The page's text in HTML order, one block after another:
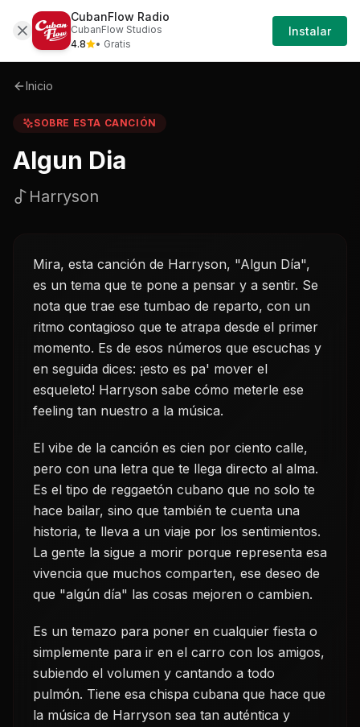
Sobre Algun-dia-harryson
Iniciar
Sesión
Inicio
SOBRE ESTA CANCIÓN
Algun Dia
Harryson
Mira, esta canción de Harryson, "Algun Día",
es un tema que te pone a pensar y a sentir. Se
nota que trae ese tumbao de reparto, con un
ritmo contagioso que te atrapa desde el primer
momento. Es de esos números que escuchas y
en seguida dices: ¡esto es pa' mover el
esqueleto! Harryson sabe cómo meterle ese
feeling tan nuestro a la música.
El vibe de la canción es cien por ciento calle,
pero con una letra que te llega directo al alma.
Es el tipo de reggaetón cubano que no solo te
hace bailar, sino que también te cuenta una
historia, te lleva a un viaje por los sentimientos.
La gente la sigue a morir porque representa esa
vivencia que muchos comparten, ese deseo de
que "algún día" las cosas mejoren o cambien.
Es un temazo para poner en cualquier fiesta o
simplemente para ir en el carro con los amigos,
subiendo el volumen y cantando a todo
pulmón. Tiene esa chispa cubana que hace que
la música de Harryson sea tan auténtica y
CubanFlow Radio
CubanFlow Studios
4.8
• Gratis
Instalar